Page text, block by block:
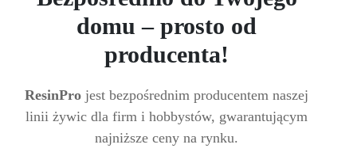
domu – prosto od
producenta!
ResinPro jest bezpośrednim producentem naszej
linii żywic dla firm i hobbystów, gwarantującym
najniższe ceny na rynku.